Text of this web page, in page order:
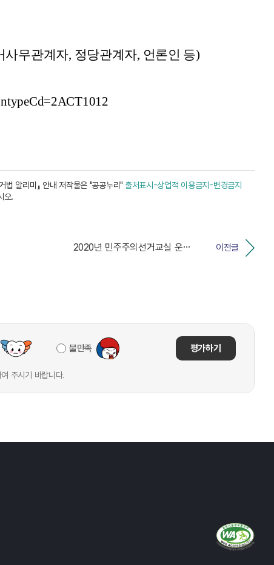
무관계자, 정당관계자, 언론인 등)
법 알리미』 안내 저작물은 "공공누리" 출처표시-상업적 이용금지-변경금지
오.
이전글
2020년 민주주의선거교실 운영 안내
불만족 평가하기
주시기 바랍니다.